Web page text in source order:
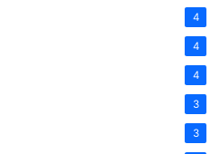
4
4
4
3
3